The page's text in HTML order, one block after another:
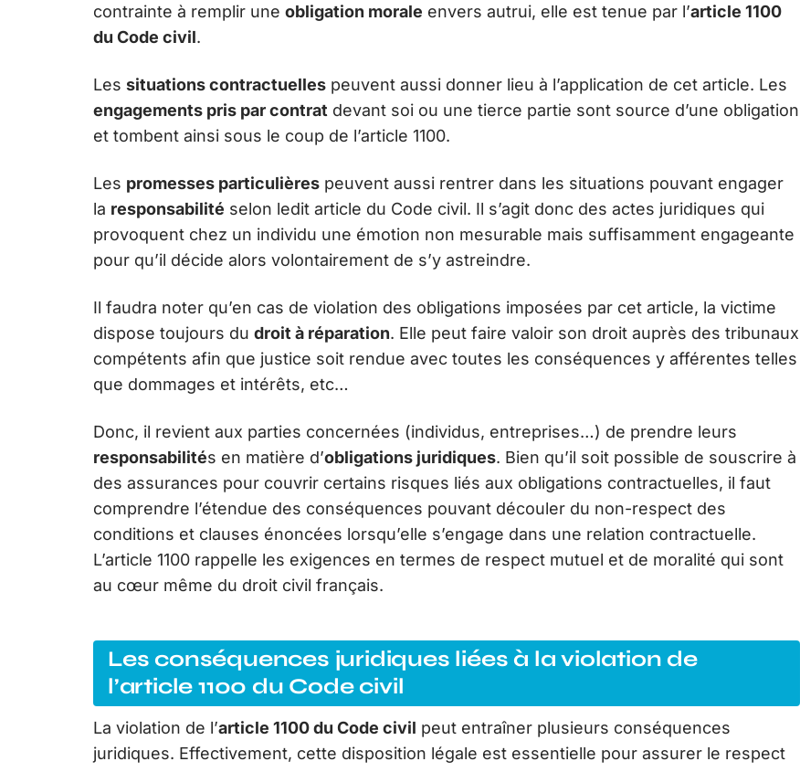
contrainte à remplir une obligation morale envers autrui, elle est tenue par l’article 1100
du Code civil.
Les situations contractuelles peuvent aussi donner lieu à l’application de cet article. Les
engagements pris par contrat devant soi ou une tierce partie sont source d’une obligation
et tombent ainsi sous le coup de l’article 1100.
Les promesses particulières peuvent aussi rentrer dans les situations pouvant engager
la responsabilité selon ledit article du Code civil. Il s’agit donc des actes juridiques qui
provoquent chez un individu une émotion non mesurable mais suffisamment engageante
pour qu’il décide alors volontairement de s’y astreindre.
Il faudra noter qu’en cas de violation des obligations imposées par cet article, la victime
dispose toujours du droit à réparation. Elle peut faire valoir son droit auprès des tribunaux
compétents afin que justice soit rendue avec toutes les conséquences y afférentes telles
que dommages et intérêts, etc…
Donc, il revient aux parties concernées (individus, entreprises…) de prendre leurs
responsabilités en matière d’obligations juridiques. Bien qu’il soit possible de souscrire à
des assurances pour couvrir certains risques liés aux obligations contractuelles, il faut
comprendre l’étendue des conséquences pouvant découler du non-respect des
conditions et clauses énoncées lorsqu’elle s’engage dans une relation contractuelle.
L’article 1100 rappelle les exigences en termes de respect mutuel et de moralité qui sont
au cœur même du droit civil français.
Les conséquences juridiques liées à la violation de
l’article 1100 du Code civil
La violation de l’article 1100 du Code civil peut entraîner plusieurs conséquences
juridiques. Effectivement, cette disposition légale est essentielle pour assurer le respect